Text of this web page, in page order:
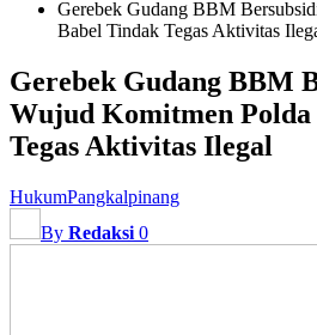
Gerebek Gudang BBM
Babel Tindak Tegas Aktivitas
Gerebek Gudang BBM
Wujud Komitmen
Tegas Aktivitas Ilegal
HukumPangkalpinang
By Redaksi 0